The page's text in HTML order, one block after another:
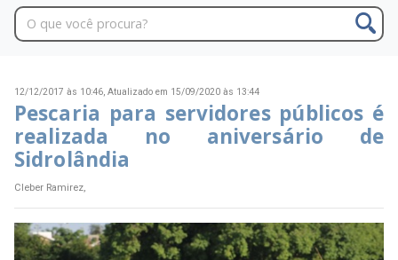
12/12/2017 às 10:46, Atualizado em 15/09/2020 às 13:44
Pescaria para servidores públicos é
realizada no aniversário de
Sidrolândia
Cleber Ramirez,